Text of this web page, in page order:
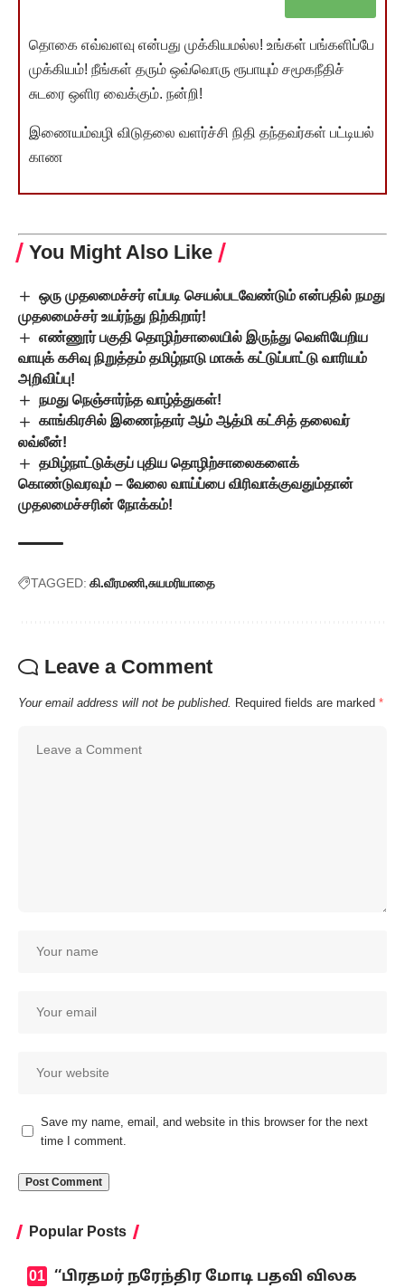
தொகை எவ்வளவு என்பது முக்கியமல்ல! உங்கள் பங்களிப்பே
முக்கியம்! நீங்கள் தரும் ஒவ்வொரு ரூபாயும் சமூகநீதிச்
சுடரை ஒளிர வைக்கும். நன்றி!
இணையம்வழி விடுதலை வளர்ச்சி நிதி தந்தவர்கள் பட்டியல்
காண
You Might Also Like
ஒரு முதலமைச்சர் எப்படி செயல்படவேண்டும் என்பதில் நமது
முதலமைச்சர் உயர்ந்து நிற்கிறார்!
எண்ணூர் பகுதி தொழிற்சாலையில் இருந்து வெளியேறிய
வாயுக் கசிவு நிறுத்தம் தமிழ்நாடு மாசுக் கட்டுப்பாட்டு வாரியம்
அறிவிப்பு!
நமது நெஞ்சார்ந்த வாழ்த்துகள்!
காங்கிரசில் இணைந்தார் ஆம் ஆத்மி கட்சித் தலைவர்
லவ்லீன்!
தமிழ்நாட்டுக்குப் புதிய தொழிற்சாலைகளைக்
கொண்டுவரவும் – வேலை வாய்ப்பை விரிவாக்குவதும்தான்
முதலமைச்சரின் நோக்கம்!
TAGGED: கி.வீரமணி சுயமரியாதை
Leave a Comment
Your email address will not be published. Required fields are marked *
Save my name, email, and website in this browser for the next
time I comment.
Popular Posts
‘‘பிரதமர் நரேந்திர மோடி பதவி விலக